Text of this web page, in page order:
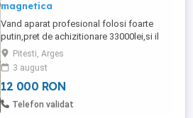
magnetica
Vand aparat profesional folosi foarte
putin,pret de achizitionare 33000lei,si il
vand la 12000lei
Pitesti, Arges
3 august
12 000 RON
Telefon validat